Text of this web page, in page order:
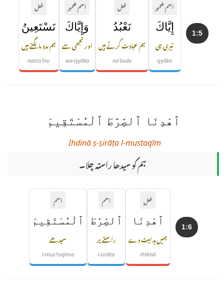
1:5
اسم ضمیر
إِيَّاكَ
تیری ہی
iyyāka
فعل
نَعْبُدُ
ہم عبادت کرتے ہیں
naʿbudu
اسم ضمیر
وَإِيَّاكَ
اور تجھی سے
wa-iyyāka
فعل
نَسْتَعِينُ
ہم مدد مانگتے ہیں
nastaʿīnu
ٱهْدِنَا ٱلصِّرَٰطَ ٱلْمُسْتَقِيمَ
Ihdinā ṣ-ṣirāṭa l-mustaqīm
ہم کو سیدھا راستہ چلا۔
1:6
فعل
ٱهْدِنَا
ہمیں ہدایت دے
ih'dinā
اسم
ٱلصِّرَٰطَ
راستے پر
l-ṣirāṭa
اسم
ٱلْمُسْتَقِيمَ
سیدھے
l-mus'taqīma